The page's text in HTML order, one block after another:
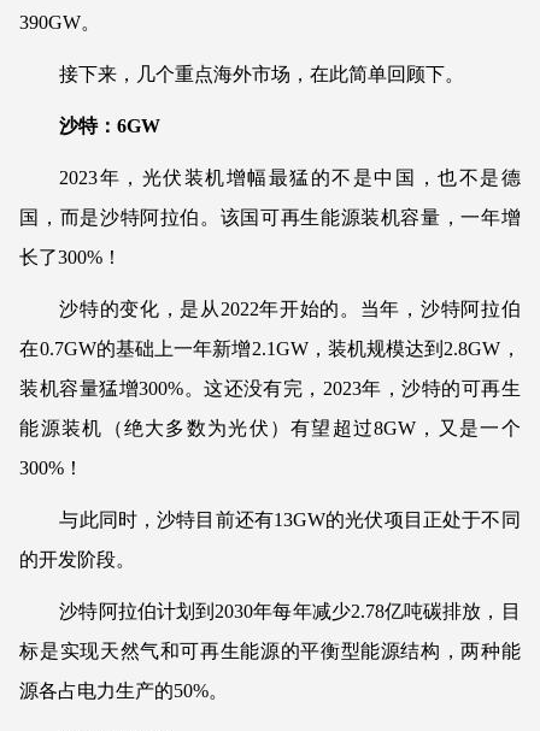
390GW。
接下来，几个重点海外市场，在此简单回顾下。
沙特：6GW
2023年，光伏装机增幅最猛的不是中国，也不是德
国，而是沙特阿拉伯。该国可再生能源装机容量，一年增
长了300%！
沙特的变化，是从2022年开始的。当年，沙特阿拉伯
在0.7GW的基础上一年新增2.1GW，装机规模达到2.8GW，
装机容量猛增300%。这还没有完，2023年，沙特的可再生
能源装机（绝大多数为光伏）有望超过8GW，又是一个
300%！
与此同时，沙特目前还有13GW的光伏项目正处于不同
的开发阶段。
沙特阿拉伯计划到2030年每年减少2.78亿吨碳排放，目
标是实现天然气和可再生能源的平衡型能源结构，两种能
源各占电力生产的50%。